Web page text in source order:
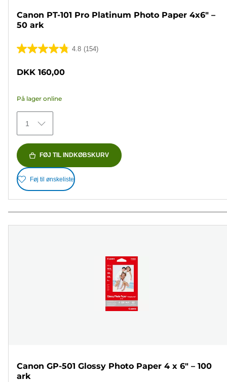
Canon PT-101 Pro Platinum Photo Paper 4x6" –
50 ark
4.8 (154)
4.8
stjerner.
154
anmeldelser
DKK 160,00
På lager online
1
FØJ TIL INDKØBSKURV
Føj til ønskeliste
Canon GP-501 Glossy Photo Paper 4 x 6" – 100
ark